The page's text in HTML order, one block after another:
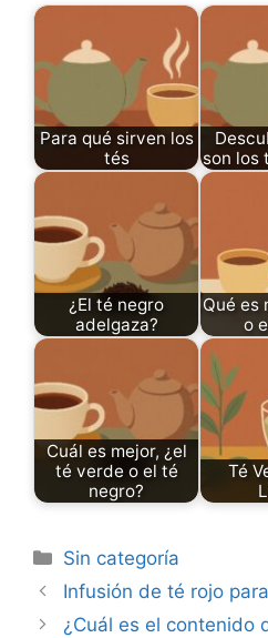
Para qué sirven los
tés
son los
¿El té negro
adelgaza?
Qué es
o
Cuál es mejor, ¿el
té verde o el té
negro?
Té
Categories
Sin categoría
Infusión de té rojo
¿Cuál es el contenido